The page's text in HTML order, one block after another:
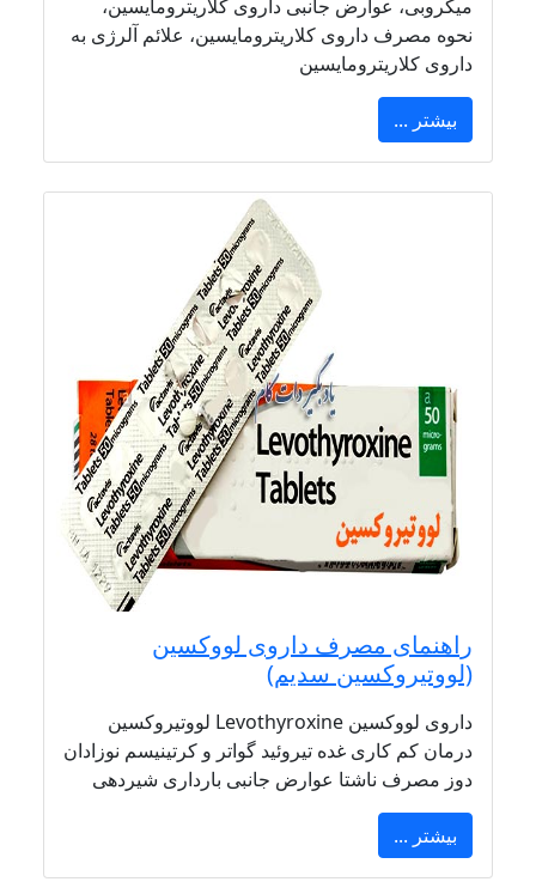
میکروبی، عوارض جانبی داروی کلاریترومایسین،
نحوه مصرف داروی کلاریترومایسین، علائم آلرژی به
داروی کلاریترومایسین
بیشتر ...
راهنمای مصرف داروی لووکسین
(لووتیروکسین سدیم)
داروی لووکسین Levothyroxine لووتیروکسین
درمان کم کاری غده تیروئید گواتر و کرتینیسم نوزادان
دوز مصرف ناشتا عوارض جانبی بارداری شیردهی
بیشتر ...